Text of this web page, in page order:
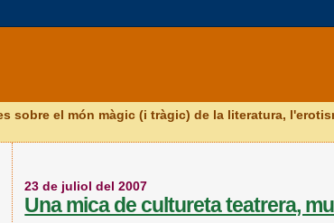
sobre el món màgic (i tràgic) de la literatura,
23 de juliol del 2007
Una mica de cultureta teatrera,